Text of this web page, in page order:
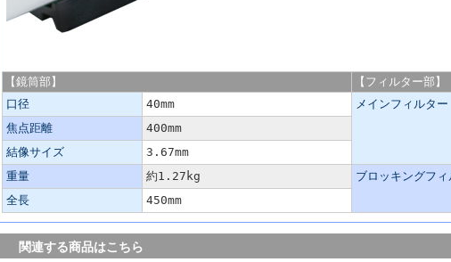
【鏡筒部】
【フィルター部】
口径
40mm メインフィルター
焦点距離
400mm
結像サイズ
3.67mm
重量
約1.27kg ブロッキングフィ
全長
450mm
関連する商品はこちら